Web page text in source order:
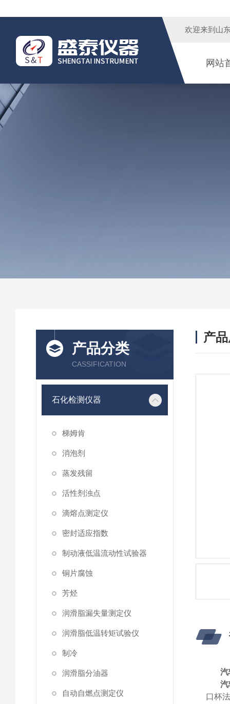
欢迎来到 山
网站
产品分类
CASSIFICATION
石化检测仪器
梯姆肯
消泡剂
蒸发残留
活性剂浊点
滴熔点测定仪
密封适应指数
制动液低温流动性试验器
铜片腐蚀
芳烃
润滑脂漏失量测定仪
润滑脂低温转矩试验仪
制冷
润滑脂分油器
自动自燃点测定仪
产
汽
汽
口杯